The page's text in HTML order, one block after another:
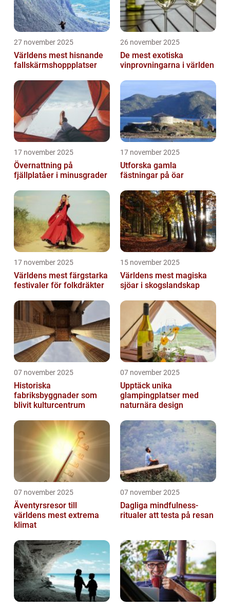
27 november 2025
Världens mest hisnande
fallskärmshoppplatser
26 november 2025
De mest exotiska
vinprovningarna i världen
17 november 2025
Övernattning på
fjällplatåer i minusgrader
17 november 2025
Utforska gamla
fästningar på öar
17 november 2025
Världens mest färgstarka
festivaler för folkdräkter
15 november 2025
Världens mest magiska
sjöar i skogslandskap
07 november 2025
Historiska
fabriksbyggnader som
blivit kulturcentrum
07 november 2025
Upptäck unika
glampingplatser med
naturnära design
07 november 2025
Äventyrsresor till
världens mest extrema
klimat
07 november 2025
Dagliga mindfulness-
ritualer att testa på resan